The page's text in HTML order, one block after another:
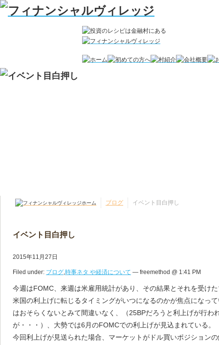
ブログ イベント目白押し
イベント目白押し
2015年11月27日
Filed under: ブログ,時事ネタ や経済について — freemethod @ 1:41 PM
今週はFOMC、来週は米雇用統計があり、その結果とそれを受け
米国の利上げに転じるタイミングがいつになるのかが焦点になっ
はおそらくないとみて間違いなく、（25BPだろうと利上げが行わ
が・・・）、大勢では6月のFOMCでの利上げが見込まれている。
今回利上げが見送られた場合、マーケットがドル買いポジション